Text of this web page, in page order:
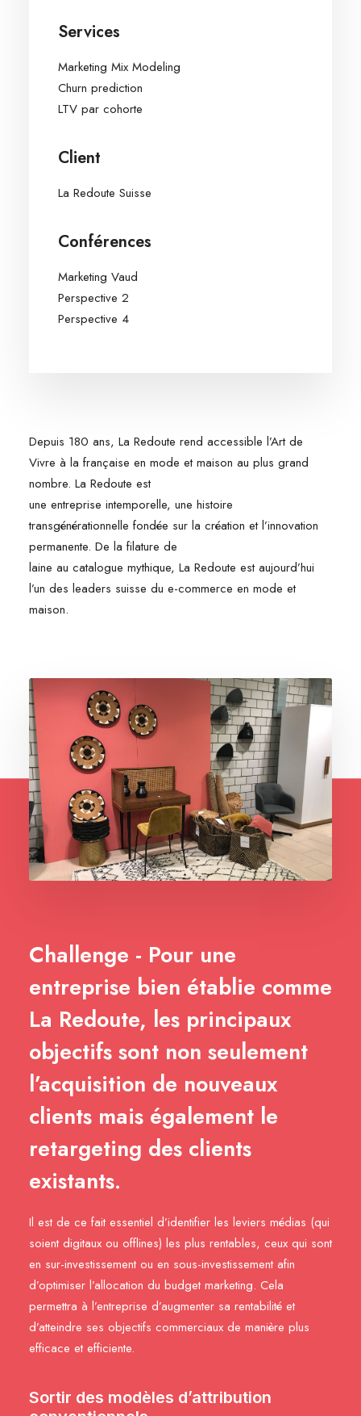
Services
Marketing Mix Modeling
Churn prediction
LTV par cohorte
Client
La Redoute Suisse
Conférences
Marketing Vaud
Perspective 2
Perspective 4
Depuis 180 ans, La Redoute rend accessible l’Art de
Vivre à la française en mode et maison au plus grand
nombre. La Redoute est
une entreprise intemporelle, une histoire
transgénérationnelle fondée sur la création et l’innovation
permanente. De la filature de
laine au catalogue mythique, La Redoute est aujourd’hui
l’un des leaders suisse du e-commerce en mode et
maison.
Challenge - Pour une
entreprise bien établie comme
La Redoute, les principaux
objectifs sont non seulement
l’acquisition de nouveaux
clients mais également le
retargeting des clients
existants.
Il est de ce fait essentiel d’identifier les leviers médias (qui
soient digitaux ou offlines) les plus rentables, ceux qui sont
en sur-investissement ou en sous-investissement afin
d’optimiser l’allocation du budget marketing. Cela
permettra à l’entreprise d’augmenter sa rentabilité et
d’atteindre ses objectifs commerciaux de manière plus
efficace et efficiente.
Sortir des modèles d’attribution